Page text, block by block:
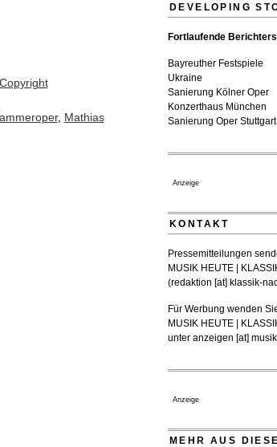
Copyright
, Mathias
DEVELOPING
Fortlaufende
Bayreuther Festspiele
Ukraine
Sanierung Kölner Oper
Konzerthaus München
Sanierung Oper Stuttgart
Anzeige
KONTAKT
Pressemitteilungen
MUSIK HEUTE |
(redaktion [at] klassik-
Für Werbung wenden
MUSIK HEUTE |
unter anzeigen [at]
Anzeige
MEHR AUS